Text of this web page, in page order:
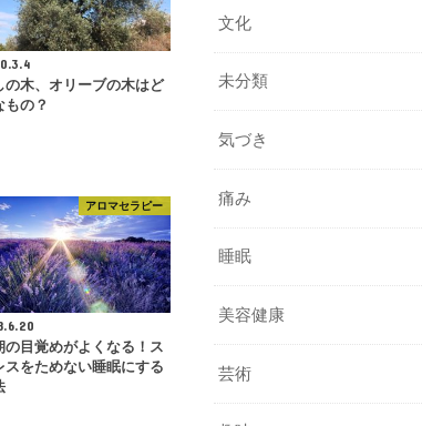
の木、オリーブの木はど
もの？
アロマセラピー
の目覚めがよくなる！ス
スをためない睡眠にする
文化
未分類
気づき
痛み
睡眠
美容健康
芸術